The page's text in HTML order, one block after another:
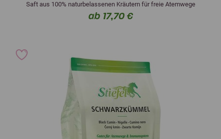
Saft aus 100% naturbelassenen Kräutern für freie Atemwege
ab 17,70 €